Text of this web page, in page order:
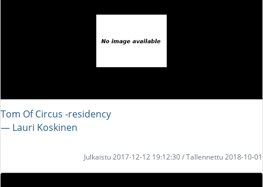
Tom Of Circus -residency
― Lauri Koskinen
Julkaistu 2017-12-12 19:12:30 / Tallennettu 2018-10-01